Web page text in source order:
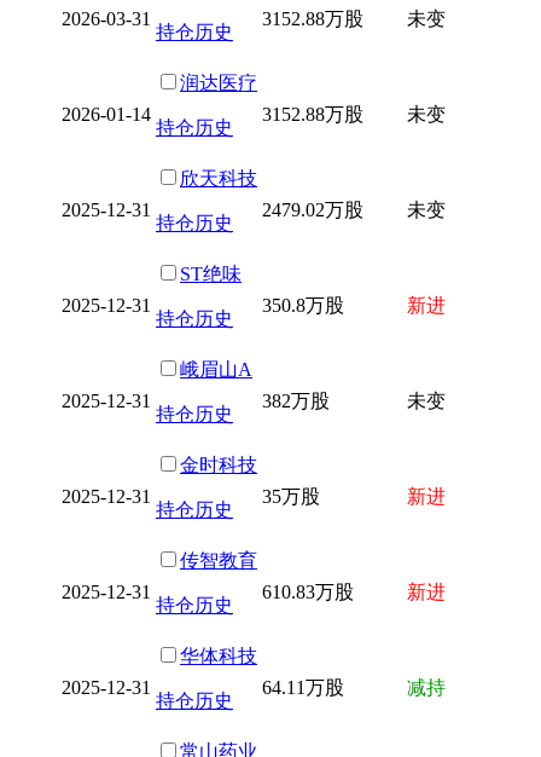
2026-03-31
持仓历史
3152.88万股 未变
2026-01-14
润达医疗
持仓历史
3152.88万股 未变
2025-12-31
欣天科技
持仓历史
2479.02万股 未变
2025-12-31
ST绝味
持仓历史
350.8万股 新进
2025-12-31
峨眉山A
持仓历史
382万股 未变
2025-12-31
金时科技
持仓历史
35万股 新进
2025-12-31
传智教育
持仓历史
610.83万股 新进
2025-12-31
华体科技
持仓历史
64.11万股 减持
常山药业